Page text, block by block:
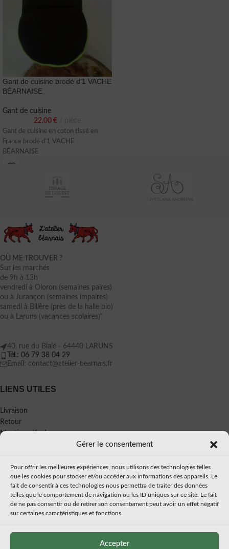
Gérer le consentement
Pour offrir les meilleures expériences, nous utilisons des technologies telles
que les cookies pour stocker et/ou accéder aux informations des appareils. Le
fait de consentir à ces technologies nous permettra de traiter des données
telles que le comportement de navigation ou les ID uniques sur ce site. Le fait
de ne pas consentir ou de retirer son consentement peut avoir un effet négatif
sur certaines caractéristiques et fonctions.
Accepter
Gant de cuisine brodé d’1 VACHE
BÉARNAISE
Gant de cuisine
22,00 €
Gant de cuisine en coton tissé en
France brodé d’1 VACHE
BÉARNAISE
OÙ ME TROUVER ?
Sur les marchés
de 9h à 13h
vendredi à Oloron (semaines paires)
ou à Jurançon (semaines impaires)
samedi à Billère (près de la halle bio)
ou à Laruns (vacances scolaires)"
40, rue du Bialé - 64440 LARUNS
Tél.: 06 79 38 04 29
Email: contact@atelier-bearnais.fr
LIENS UTILES
Livraison
Retour
Mentions légales
Politique de confidentialité
À PROPOS
Mon histoire